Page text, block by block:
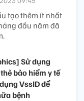
tạo thêm ít nhất
đầu năm đã
Sử dụng
bảo hiểm y tế
VssID để
bệnh